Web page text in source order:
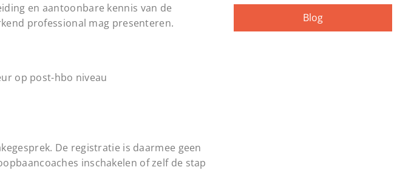
en aantoonbare kennis van de
professional mag presenteren.
op post-hbo niveau
De registratie is daarmee geen
inschakelen of zelf de stap
Blog